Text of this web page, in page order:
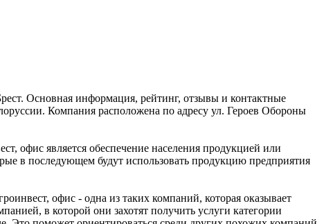
Основная информация, рейтинг, отзывы и контактные
Компания расположена по адресу ул. Героев Обороны
офис является обеспечение населения продукцией или
в последующем будут использовать продукцию предприятия
офис - одна из таких компаний, которая оказывает
в которой они захотят получить услуги категории